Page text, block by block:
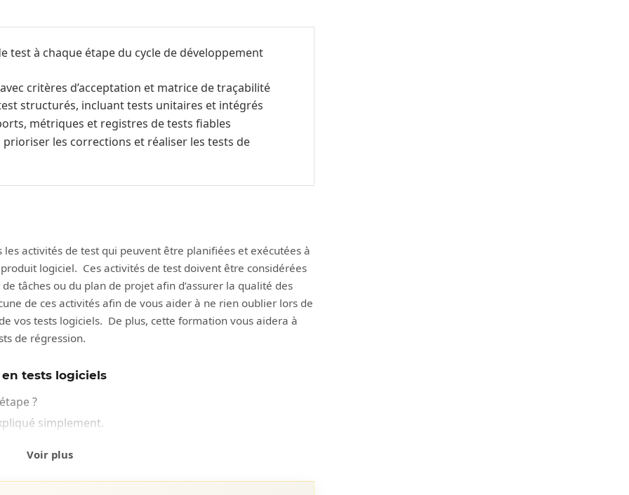
test à chaque étape du cycle de développement
critères d’acceptation et matrice de traçabilité
structurés, incluant tests unitaires et intégrés
métriques et registres de tests fiables
les corrections et réaliser les tests de
activités de test qui peuvent être planifiées et exécutées à
logiciel. Ces activités de test doivent être considérées
tâches ou du plan de projet afin d’assurer la qualité des
de ces activités afin de vous aider à ne rien oublier lors de
vos tests logiciels. De plus, cette formation vous aidera à
de régression.
tests logiciels
?
simplement.
(ADR) et des demandes de changement (DDC)
Voir plus